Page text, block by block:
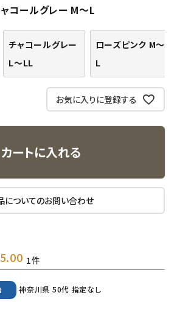
コールグレー M～L
チャコールグレー
L～LL
ローズピンク M～
L
お気に入りに登録する
カートに入れる
についてのお問い合わせ
5.00 1
神奈川県 50代 指定なし